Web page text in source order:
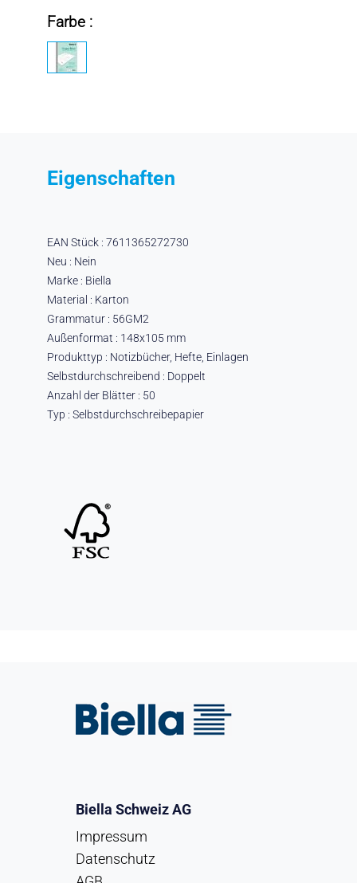
Farbe :
Eigenschaften
EAN Stück : 7611365272730
Neu : Nein
Marke : Biella
Material : Karton
Grammatur : 56GM2
Außenformat : 148x105 mm
Produkttyp : Notizbücher, Hefte, Einlagen
Selbstdurchschreibend : Doppelt
Anzahl der Blätter : 50
Typ : Selbstdurchschreibepapier
Biella Schweiz AG
Impressum
Datenschutz